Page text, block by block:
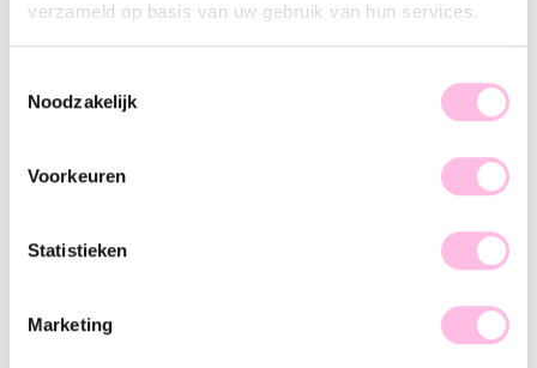
verzameld op basis van uw gebruik van hun services.
Noodzakelijk
Voorkeuren
Statistieken
Marketing
These earrings are available in more color variations.
€16.95